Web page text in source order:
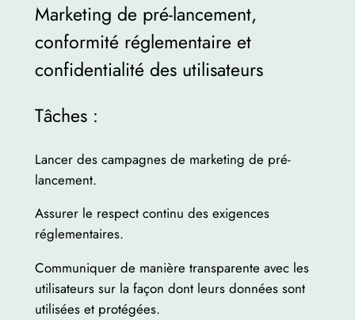
Marketing de pré-lancement,
conformité réglementaire et
confidentialité des utilisateurs
Tâches :
Lancer des campagnes de marketing de pré-
lancement.
Assurer le respect continu des exigences
réglementaires.
Communiquer de manière transparente avec les
utilisateurs sur la façon dont leurs données sont
utilisées et protégées.